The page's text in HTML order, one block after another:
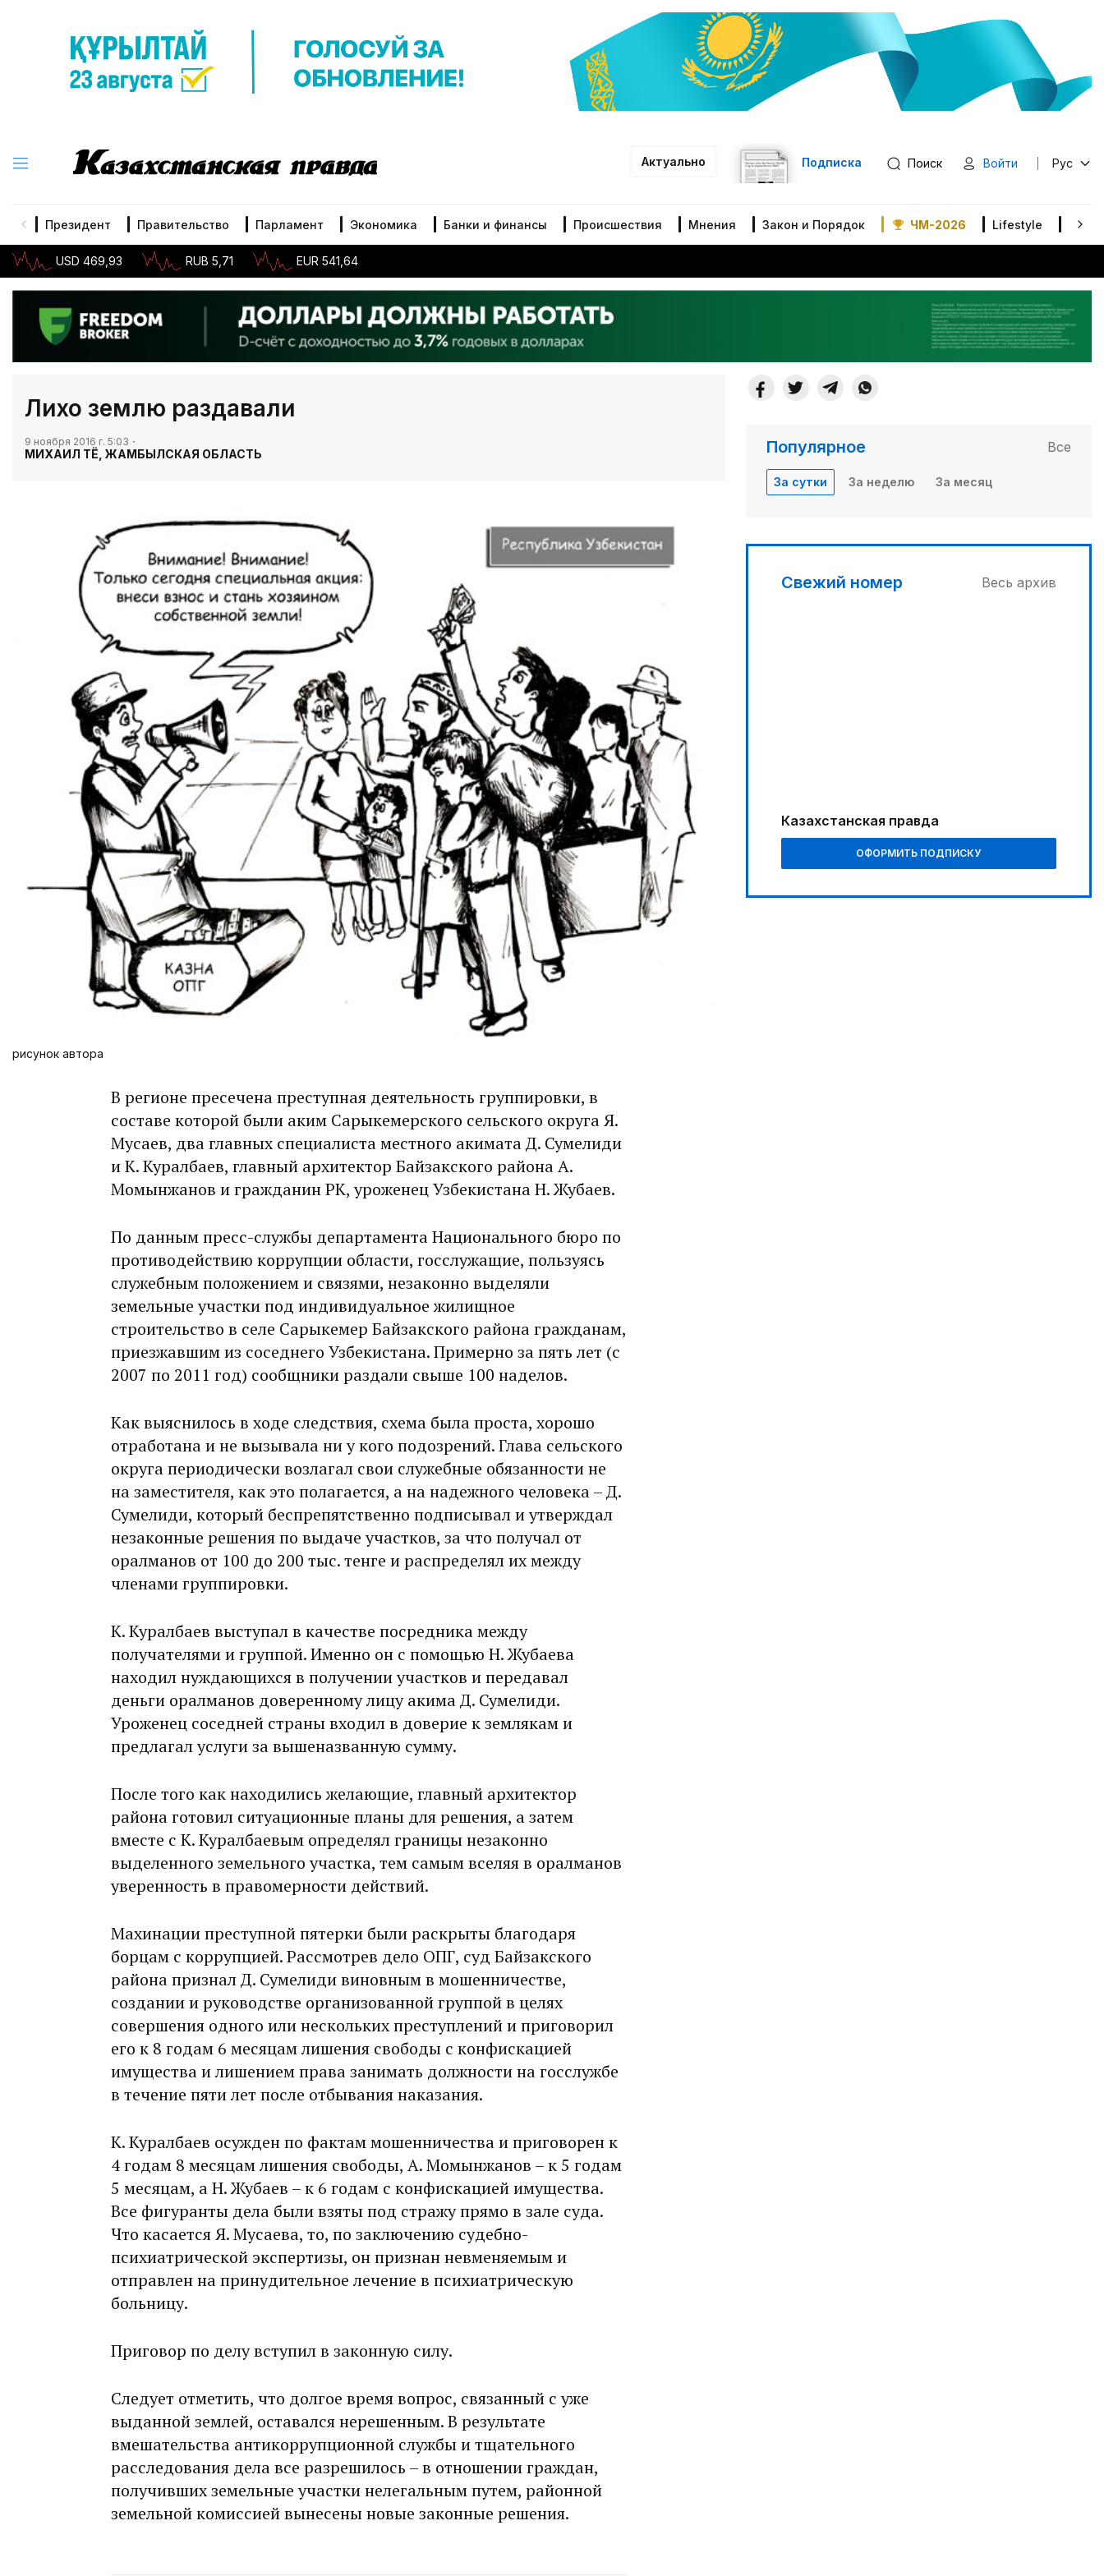
Актуально Подписка Поиск Войти Рус
Президент Правительство Парламент Экономика Банки и финансы Происшествия Мнения Закон и Порядок ЧМ-2026 Lifestyle В
USD 469,93 RUB 5,71 EUR 541,64
​Лихо землю раздавали
9 ноября 2016 г. 5:03
МИХАИЛ ТЁ, ЖАМБЫЛСКАЯ ОБЛАСТЬ
рисунок автора
В регионе пресечена преступная деятельность группировки, в
составе которой были аким Сарыкемерского сельского округа Я.
Мусаев, два главных специалиста местного акимата Д. Сумелиди
и К. Куралбаев, главный архитектор Байзакского района А.
Момынжанов и гражданин РК, уроженец Узбекистана Н. Жубаев.
По данным пресс-службы департамента Национального бюро по
противодействию коррупции области, госслужащие, пользуясь
служебным положением и связями, незаконно выделяли
земельные участки под индивидуальное жилищное
строительство в селе Сарыкемер Байзакского района гражданам,
приезжавшим из соседнего Узбекистана. Примерно за пять лет (с
2007 по 2011 год) сообщники раздали свыше 100 наделов.
Как выяснилось в ходе следствия, схема была проста, хорошо
отработана и не вызывала ни у кого подозрений. Глава сельского
округа периодически возлагал свои служебные обязанности не
на заместителя, как это полагается, а на надежного человека – Д.
Сумелиди, который беспрепятственно подписывал и утверждал
незаконные решения по выдаче участков, за что получал от
оралманов от 100 до 200 тыс. тенге и распределял их между
членами группировки.
К. Куралбаев выступал в качестве посредника между
получателями и группой. Именно он с помощью Н. Жубаева
находил нуждающихся в получении участков и передавал
деньги оралманов доверенному лицу акима Д. Сумелиди.
Уроженец соседней страны входил в доверие к землякам и
предлагал услуги за вышеназванную сумму.
После того как находились желающие, главный архитектор
района готовил ситуационные планы для решения, а затем
вместе с К. Куралбаевым определял границы незаконно
выделенного земельного участка, тем самым вселяя в оралманов
уверенность в правомерности действий.
Махинации преступной пятерки были раскрыты благодаря
борцам с коррупцией. Рассмотрев дело ОПГ, суд Байзакского
района признал Д. Сумелиди виновным в мошенничестве,
создании и руководстве организованной группой в целях
совершения одного или нескольких преступлений и приговорил
его к 8 годам 6 месяцам лишения свободы с конфискацией
имущества и лишением права занимать должности на госслужбе
в течение пяти лет после отбывания наказания.
К. Куралбаев осужден по фактам мошенничества и приговорен к
4 годам 8 месяцам лишения свободы, А. Момынжанов – к 5 годам
5 месяцам, а Н. Жубаев – к 6 годам с конфискацией имущества.
Все фигуранты дела были взяты под стражу прямо в зале суда.
Что касается Я. Мусаева, то, по заключению судебно-
психиатрической экспертизы, он признан невменяемым и
отправлен на принудительное лечение в психиатрическую
больницу.
Приговор по делу вступил в законную силу.
Следует отметить, что долгое время вопрос, связанный с уже
выданной землей, оставался нерешенным. В результате
вмешательства антикоррупционной службы и тщательного
расследования дела все разрешилось – в отношении граж­дан,
получивших земельные участки нелегальным путем, районной
земельной комиссией вынесены новые законные решения.
Популярное Все
За сутки За неделю За месяц
Свежий номер Весь архив
Казахстанская правда
ОФОРМИТЬ ПОДПИСКУ